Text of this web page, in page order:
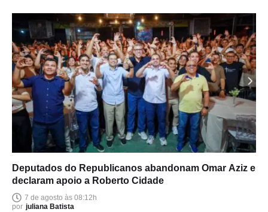
Deputados do Republicanos abandonam Omar Aziz e
declaram apoio a Roberto Cidade
7 de agosto às 08:12h
por juliana Batista